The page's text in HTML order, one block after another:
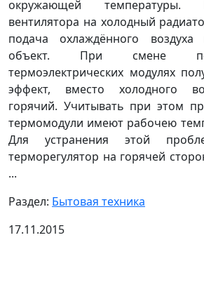
окружающей температуры.
вентилятора на холодный
подача охлаждённого
объект. При смене
термоэлектрических модулях
эффект, вместо холодного
горячий. Учитывать при этом
термомодули имеют рабочею
Для устранения этой
терморегулятор на горячей
...
Раздел: Бытовая техника
17.11.2015